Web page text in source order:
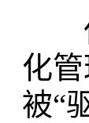
但
化
被“